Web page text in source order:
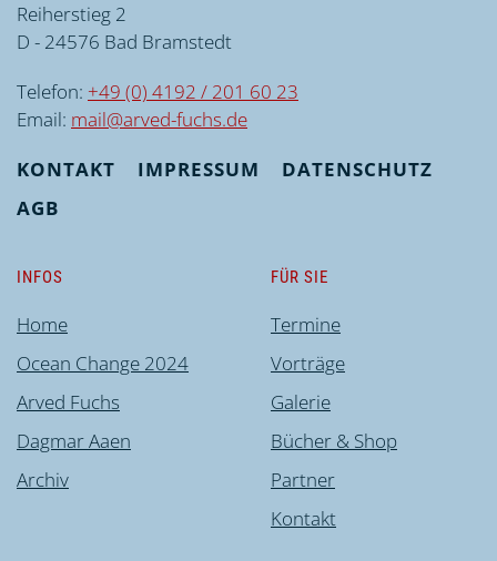
Reiherstieg 2
D - 24576 Bad Bramstedt
Telefon: +49 (0) 4192 / 201 60 23
Email: mail@arved-fuchs.de
KONTAKT
IMPRESSUM
DATENSCHUTZ
AGB
INFOS
Home
Ocean Change 2024
Arved Fuchs
Dagmar Aaen
Archiv
FÜR SIE
Termine
Vorträge
Galerie
Bücher & Shop
Partner
Kontakt